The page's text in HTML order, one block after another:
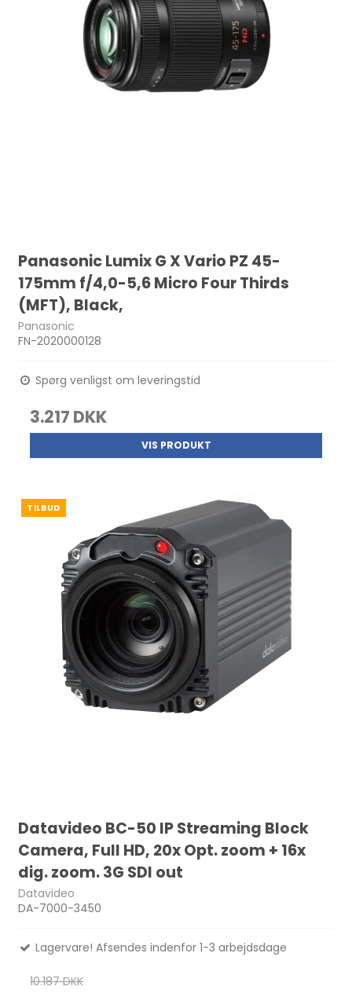
Panasonic Lumix G X Vario PZ 45-
175mm f/4,0-5,6 Micro Four Thirds
(MFT), Black,
Panasonic
FN-2020000128
Spørg venligst om leveringstid
3.217 DKK
VIS PRODUKT
TILBUD
Datavideo BC-50 IP Streaming Block
Camera, Full HD, 20x Opt. zoom + 16x
dig. zoom. 3G SDI out
Datavideo
DA-7000-3450
Lagervare! Afsendes indenfor 1-3 arbejdsdage
10.187 DKK